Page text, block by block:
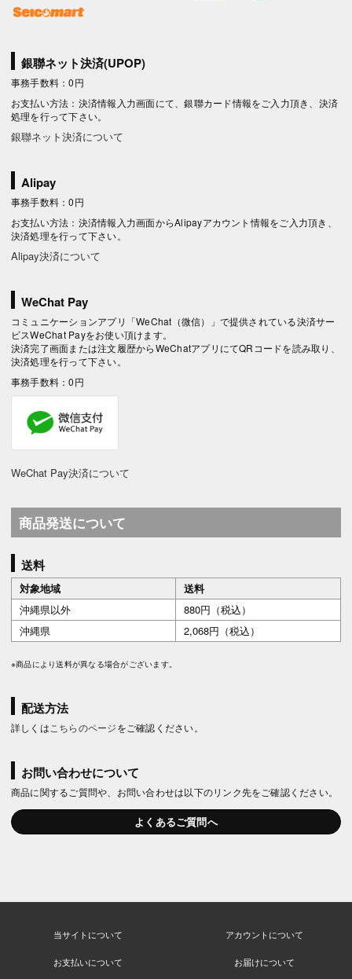
銀聯ネット決済(UPOP)
事務手数料：0円
お支払い方法：決済情報入力画面にて、銀聯カード情報をご入力頂き、決済
処理を行って下さい。
銀聯ネット決済について
Alipay
事務手数料：0円
お支払い方法：決済情報入力画面からAlipayアカウント情報をご入力頂き、
決済処理を行って下さい。
Alipay決済について
WeChat Pay
コミュニケーションアプリ「WeChat（微信）」で提供されている決済サー
ビスWeChat Payをお使い頂けます。
決済完了画面または注文履歴からWeChatアプリにてQRコードを読み取り、
決済処理を行って下さい。
事務手数料：0円
WeChat Pay決済について
商品発送について
送料
対象地域
送料
沖縄県以外
880円（税込）
沖縄県
2,068円（税込）
※商品により送料が異なる場合がございます。
配送方法
詳しくは こちらのページをご確認ください。
お問い合わせについて
商品に関するご質問や、お問い合わせは以下のリンク先をご確認ください。
よくあるご質問へ
当サイトについて アカウントについて
お支払いについて お届けについて